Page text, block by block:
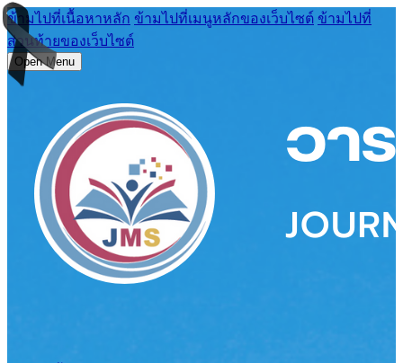
ข้ามไปที่เนื้อหาหลัก ข้ามไปที่เมนูหลักของเว็บไซต์ ข้ามไปที่
ส่วนท้ายของเว็บไซต์
Open Menu